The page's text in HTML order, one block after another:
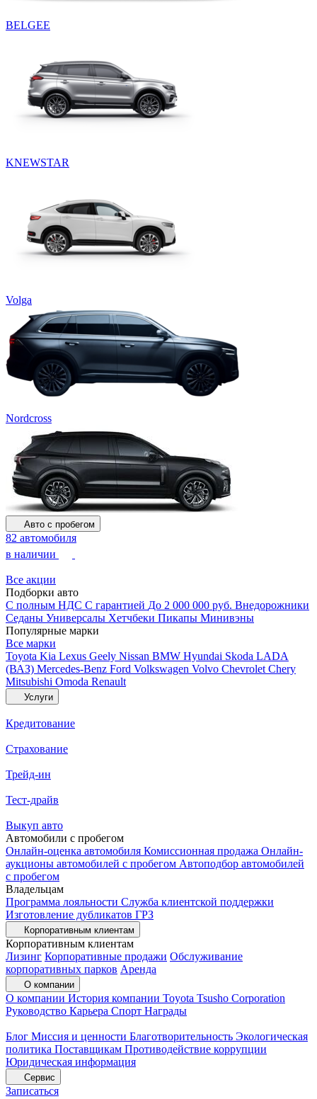
BELGEE
KNEWSTAR
Volga
Nordcross
Авто с пробегом
82 автомобиля
в наличии
Все акции
Подборки авто
С полным НДС С гарантией До 2 000 000 руб. Внедорожники
Седаны Универсалы Хетчбеки Пикапы Минивэны
Популярные марки
Все марки
Toyota Kia Lexus Geely Nissan BMW Hyundai Skoda LADA
(ВАЗ) Mercedes-Benz Ford Volkswagen Volvo Chevrolet Chery
Mitsubishi Omoda Renault
Услуги
Кредитование
Страхование
Трейд-ин
Тест-драйв
Выкуп авто
Автомобили с пробегом
Онлайн-оценка автомобиля Комиссионная продажа Онлайн-
аукционы автомобилей с пробегом Автоподбор автомобилей
с пробегом
Владельцам
Программа лояльности Служба клиентской поддержки
Изготовление дубликатов ГРЗ
Корпоративным клиентам
Корпоративным клиентам
Лизинг Корпоративные продажи Обслуживание
корпоративных парков Аренда
О компании
О компании История компании Toyota Tsusho Corporation
Руководство Карьера Спорт Награды
Блог Миссия и ценности Благотворительность Экологическая
политика Поставщикам Противодействие коррупции
Юридическая информация
Сервис
Записаться